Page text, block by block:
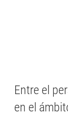
Entre el
en el